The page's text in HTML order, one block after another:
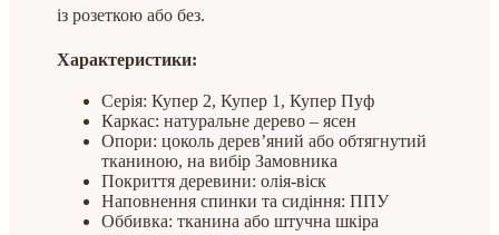
із розеткою або без.
Характеристики:
Серія: Купер 2, Купер 1, Купер Пуф
Каркас: натуральне дерево – ясен
Опори: цоколь дерев’яний або обтягнутий
тканиною, на вибір Замовника
Покриття деревини: олія-віск
Наповнення спинки та сидіння: ППУ
Оббивка: тканина або штучна шкіра